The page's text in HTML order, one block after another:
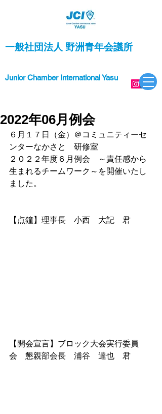
一般社団法人 野洲青年会議所
Junior Chamber International Yasu
2022年06月例会
６月１７日（金）＠ コミュニティーセ
ンターなかさと　研修室
２０２２年度６月例会　～責任感から
生まれるチームワーク～ を開催いたし
ました。
【点鐘】理事長　小西　大記　君
【開会宣言】ブロック大会実行委員
会　懇親部会長　浦谷　達也　君